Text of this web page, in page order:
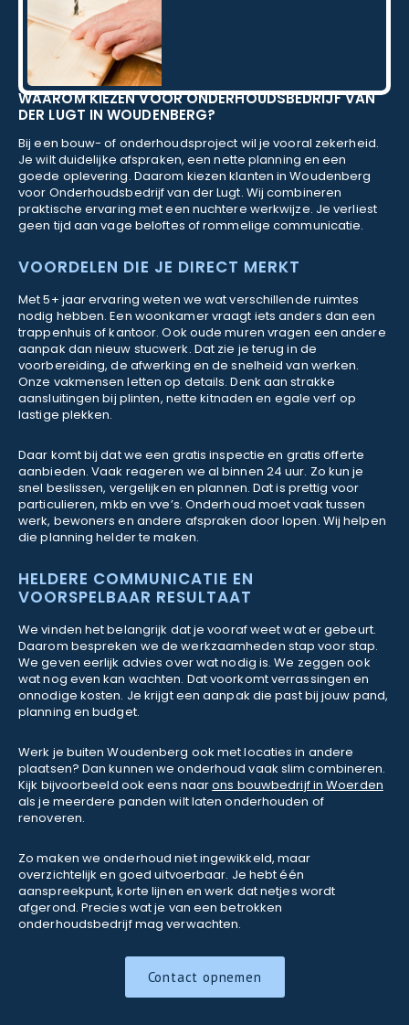
WAAROM KIEZEN VOOR ONDERHOUDSBEDRIJF VAN
DER LUGT IN WOUDENBERG?
Bij een bouw- of onderhoudsproject wil je vooral zekerheid.
Je wilt duidelijke afspraken, een nette planning en een
goede oplevering. Daarom kiezen klanten in Woudenberg
voor Onderhoudsbedrijf van der Lugt. Wij combineren
praktische ervaring met een nuchtere werkwijze. Je verliest
geen tijd aan vage beloftes of rommelige communicatie.
VOORDELEN DIE JE DIRECT MERKT
Met 5+ jaar ervaring weten we wat verschillende ruimtes
nodig hebben. Een woonkamer vraagt iets anders dan een
trappenhuis of kantoor. Ook oude muren vragen een andere
aanpak dan nieuw stucwerk. Dat zie je terug in de
voorbereiding, de afwerking en de snelheid van werken.
Onze vakmensen letten op details. Denk aan strakke
aansluitingen bij plinten, nette kitnaden en egale verf op
lastige plekken.
Daar komt bij dat we een gratis inspectie en gratis offerte
aanbieden. Vaak reageren we al binnen 24 uur. Zo kun je
snel beslissen, vergelijken en plannen. Dat is prettig voor
particulieren, mkb en vve’s. Onderhoud moet vaak tussen
werk, bewoners en andere afspraken door lopen. Wij helpen
die planning helder te maken.
HELDERE COMMUNICATIE EN
VOORSPELBAAR RESULTAAT
We vinden het belangrijk dat je vooraf weet wat er gebeurt.
Daarom bespreken we de werkzaamheden stap voor stap.
We geven eerlijk advies over wat nodig is. We zeggen ook
wat nog even kan wachten. Dat voorkomt verrassingen en
onnodige kosten. Je krijgt een aanpak die past bij jouw pand,
planning en budget.
Werk je buiten Woudenberg ook met locaties in andere
plaatsen? Dan kunnen we onderhoud vaak slim combineren.
Kijk bijvoorbeeld ook eens naarons bouwbedrijf in Woerden
als je meerdere panden wilt laten onderhouden of
renoveren.
Zo maken we onderhoud niet ingewikkeld, maar
overzichtelijk en goed uitvoerbaar. Je hebt één
aanspreekpunt, korte lijnen en werk dat netjes wordt
afgerond. Precies wat je van een betrokken
onderhoudsbedrijf mag verwachten.
Contact opnemen